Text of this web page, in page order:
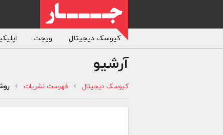
کیوسک دیجیتال ویجت
آرشیو
کیوسک دیجیتال فهرست نشریات